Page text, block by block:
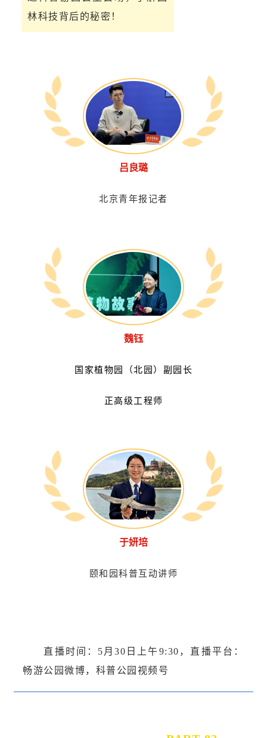
林科技背后的秘密！
吕良璐
北京青年报记者
魏钰
国家植物园（北园）副园长
正高级工程师
于妍培
颐和园科普互动讲师
直播时间：5月30日上午9:30，直播平台：
畅游公园微博，科普公园视频号